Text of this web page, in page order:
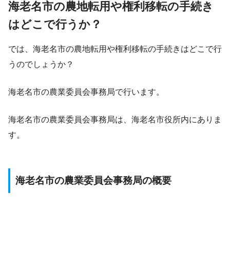
海老名市の農地転用や権利移転の手続き
はどこで行うか？
では、海老名市の農地転用や権利移転の手続きはどこで行
うのでしょうか？
海老名市の農業委員会事務局で行います。
海老名市の農業委員会事務局は、海老名市役所内にありま
す。
海老名市の農業委員会事務局の概要